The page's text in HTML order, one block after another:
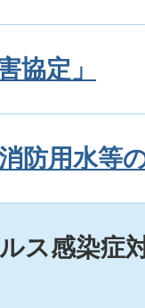
協定」
防用水等
ス感染症